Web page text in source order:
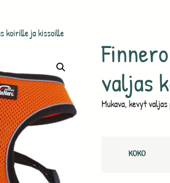
koirille ja kissoille
valjas
Mukava, kevyt
KOKO